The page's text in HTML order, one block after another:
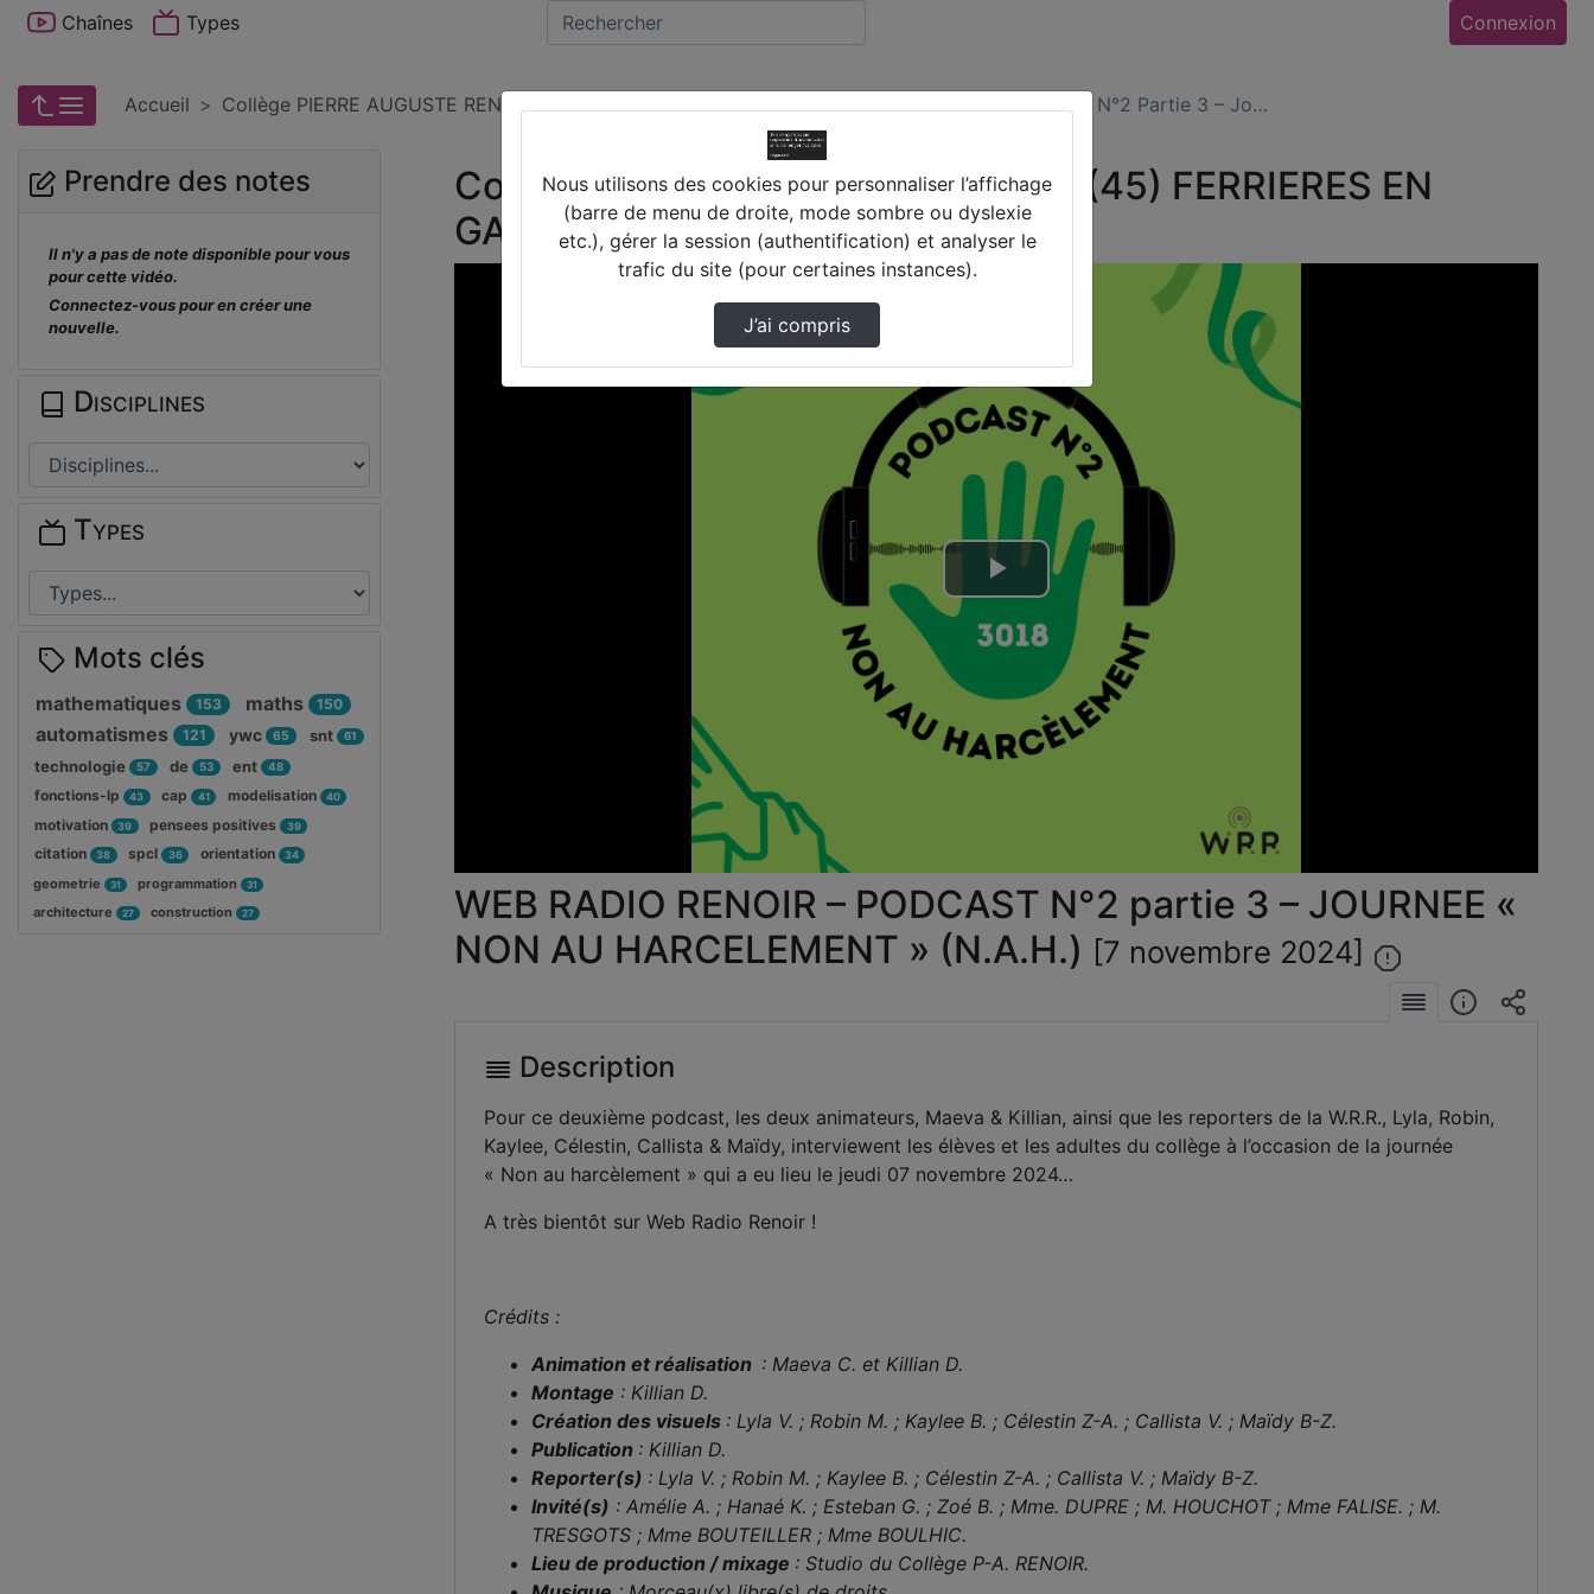
Chaînes Types Connexion
Accueil Collège PIERRE AUGUSTE RENOIR (45) FERRIERES EN GATINAIS Web Radio Renoir – Podcast N°2 Partie 3 – Jo…
Collège PIERRE AUGUSTE RENOIR (45) FERRIERES EN
GATINAIS
Lire
la
vidéo
WEB RADIO RENOIR – PODCAST N°2 partie 3 – JOURNEE «
NON AU HARCELEMENT » (N.A.H.) [7 novembre 2024]
Description
Pour ce deuxième podcast, les deux animateurs, Maeva & Killian, ainsi que les reporters de la W.R.R., Lyla, Robin,
Kaylee, Célestin, Callista & Maïdy, interviewent les élèves et les adultes du collège à l’occasion de la journée
« Non au harcèlement » qui a eu lieu le jeudi 07 novembre 2024…
A très bientôt sur Web Radio Renoir !
Crédits :
Animation et réalisation : Maeva C. et Killian D.
Montage : Killian D.
Création des visuels : Lyla V. ; Robin M. ; Kaylee B. ; Célestin Z-A. ; Callista V. ; Maïdy B-Z.
Publication : Killian D.
Reporter(s) : Lyla V. ; Robin M. ; Kaylee B. ; Célestin Z-A. ; Callista V. ; Maïdy B-Z.
Invité(s) : Amélie A. ; Hanaé K. ; Esteban G. ; Zoé B. ; Mme. DUPRE ; M. HOUCHOT ; Mme FALISE. ; M.
TRESGOTS ; Mme BOUTEILLER ; Mme BOULHIC.
Lieu de production / mixage : Studio du Collège P-A. RENOIR.
Prendre des notes
Il n'y a pas de note disponible pour vous
pour cette vidéo.
Connectez-vous pour en créer une
nouvelle.
Disciplines
Types
Mots clés
mathematiques 153 maths 150
automatismes 121 ywc 65 snt 61
technologie 57 de 53 ent 48
fonctions-lp 43 cap 41 modelisation 40
motivation 39 pensees positives 39
citation 38 spcl 36 orientation 34
geometrie 31 programmation 31
architecture 27 construction 27
Nous utilisons des cookies pour personnaliser l’affichage
(barre de menu de droite, mode sombre ou dyslexie
etc.), gérer la session (authentification) et analyser le
trafic du site (pour certaines instances).
J’ai compris